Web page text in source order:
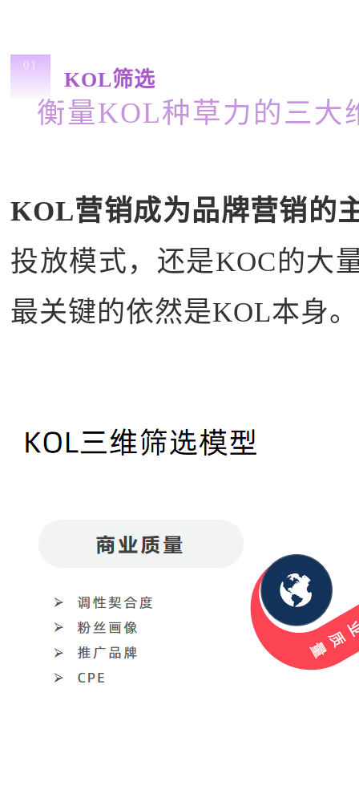
01
KOL筛选
衡量KOL种草力的三大
KOL营销成为品牌营销的
投放模式，还是KOC的大
最关键的依然是KOL本身。